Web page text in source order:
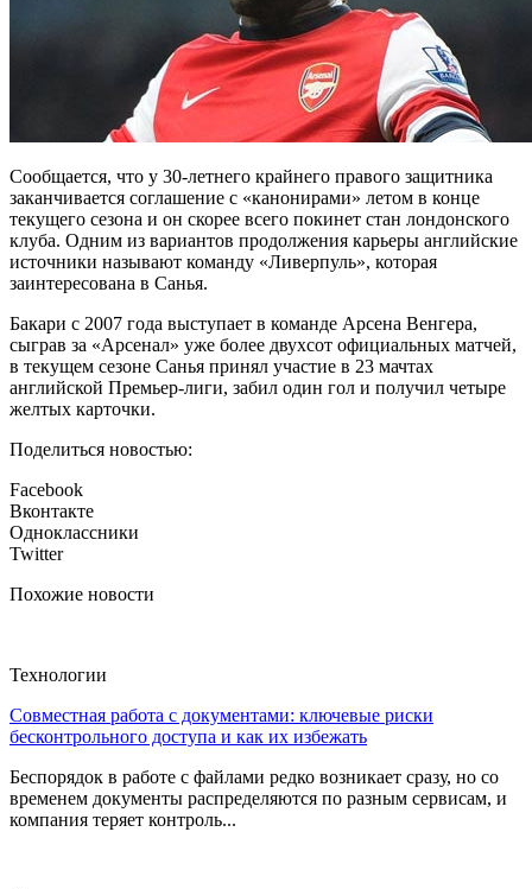
Сообщается, что у 30-летнего крайнего правого защитника
заканчивается соглашение с «канонирами» летом в конце
текущего сезона и он скорее всего покинет стан лондонского
клуба. Одним из вариантов продолжения карьеры английские
источники называют команду «Ливерпуль», которая
заинтересована в Санья.
Бакари с 2007 года выступает в команде Арсена Венгера,
сыграв за «Арсенал» уже более двухсот официальных матчей,
в текущем сезоне Санья принял участие в 23 мачтах
английской Премьер-лиги, забил один гол и получил четыре
желтых карточки.
Поделиться новостью:
Facebook
Вконтакте
Одноклассники
Twitter
Похожие новости
Технологии
Совместная работа с документами: ключевые риски
бесконтрольного доступа и как их избежать
Беспорядок в работе с файлами редко возникает сразу, но со
временем документы распределяются по разным сервисам, и
компания теряет контроль...